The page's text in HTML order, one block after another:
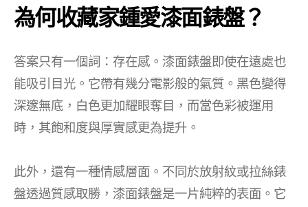
為何收藏家鍾愛漆面錶盤？
答案只有一個詞：存在感。漆面錶盤即使在遠處也
能吸引目光。它帶有幾分電影般的氣質。黑色變得
深邃無底，白色更加耀眼奪目，而當色彩被運用
時，其飽和度與厚實感更為提升。
此外，還有一種情感層面。不同於放射紋或拉絲錶
盤透過質感取勝，漆面錶盤是一片純粹的表面。它